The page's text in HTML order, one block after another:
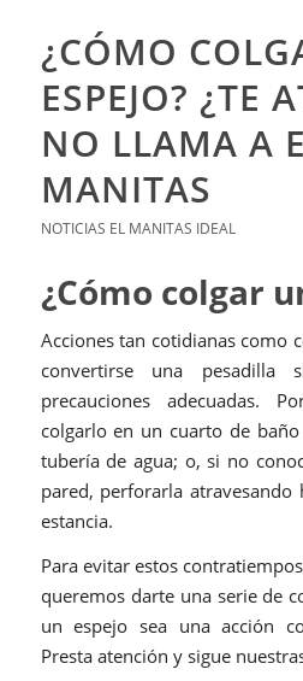
¿CÓMO
ESPEJO? ¿TE
NO LLAMA A
MANITAS
NOTICIAS EL MANITAS IDEAL
¿Cómo colgar
Acciones tan cotidianas como
convertirse una
precauciones adecuadas.
colgarlo en un cuarto de
tubería de agua; o, si no
pared, perforarla
estancia.
Para evitar estos
queremos darte una serie de
un espejo sea una acción
Presta atención y sigue